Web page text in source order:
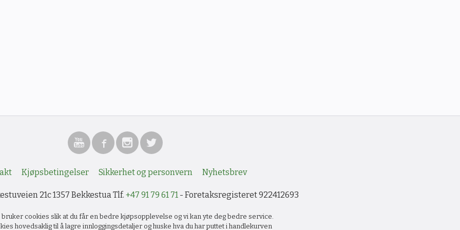
Kjøpsbetingelser Sikkerhet og personvern Nyhetsbrev
21c 1357 Bekkestua Tlf. +47 91 79 61 71 - Foretaksregisteret 922412693
cookies slik at du får en bedre kjøpsopplevelse og vi kan yte deg bedre service.
hovedsaklig til å lagre innloggingsdetaljer og huske hva du har puttet i handlekurven